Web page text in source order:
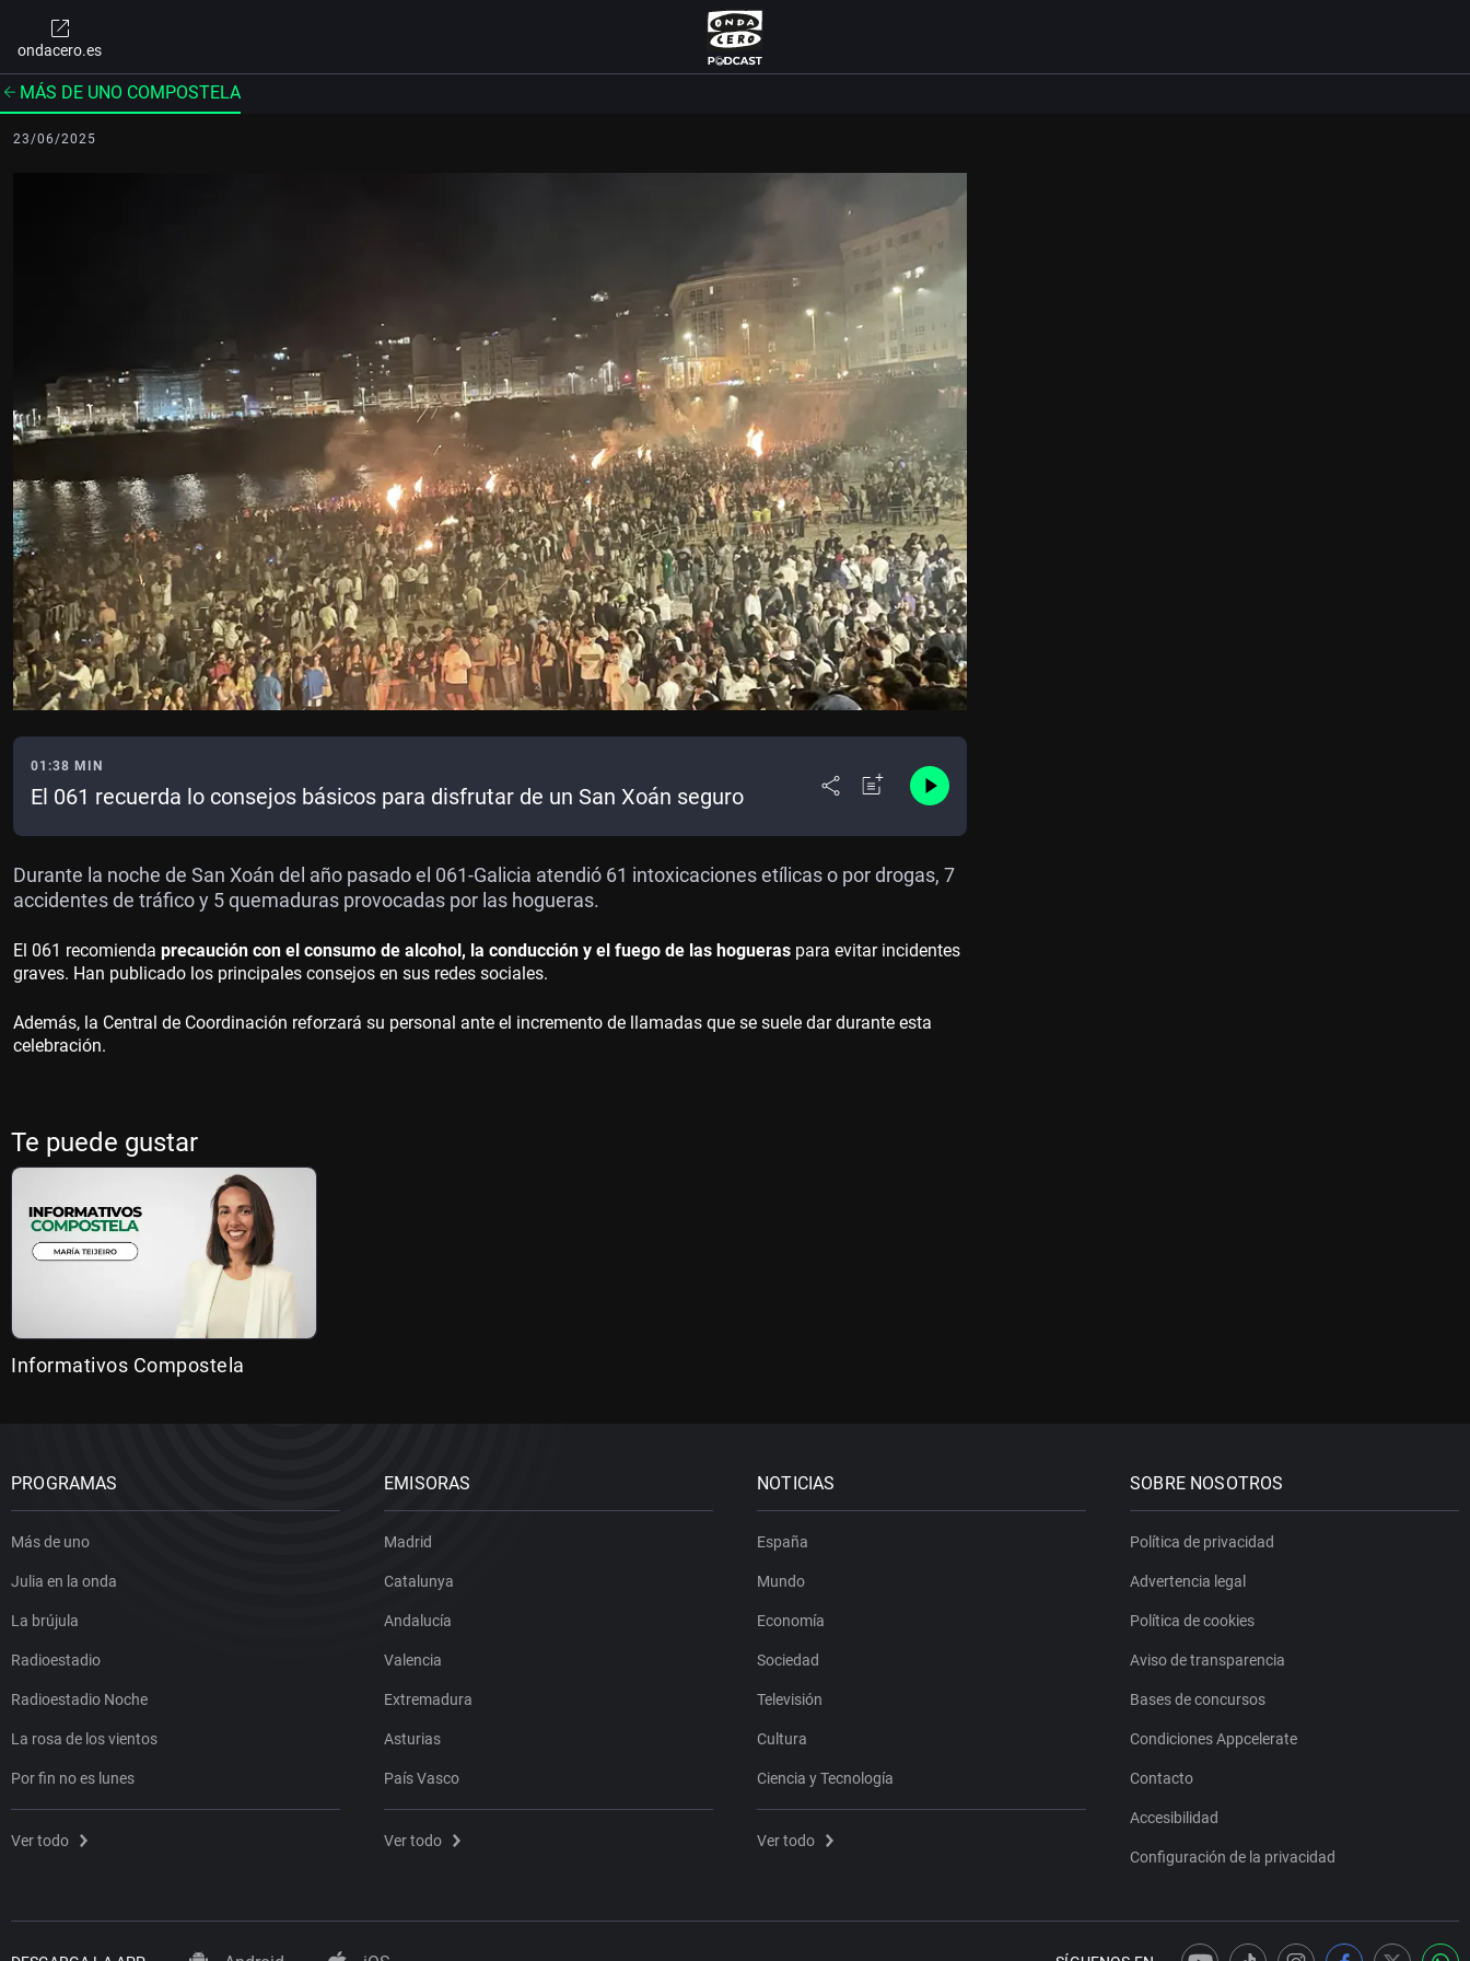
ondacero.es
MÁS DE UNO COMPOSTELA
23/06/2025
01:38 MIN
El 061 recuerda lo consejos básicos para disfrutar de un San Xoán seguro
Durante la noche de San Xoán del año pasado el 061-Galicia atendió 61 intoxicaciones etílicas o por drogas, 7
accidentes de tráfico y 5 quemaduras provocadas por las hogueras.
El 061 recomienda precaución con el consumo de alcohol, la conducción y el fuego de las hogueras para evitar incidentes
graves. Han publicado los principales consejos en sus redes sociales.
Además, la Central de Coordinación reforzará su personal ante el incremento de llamadas que se suele dar durante esta
celebración.
Te puede gustar
Informativos Compostela
PROGRAMAS
Más de uno
Julia en la onda
La brújula
Radioestadio
Radioestadio Noche
La rosa de los vientos
Por fin no es lunes
Ver todo
EMISORAS
Madrid
Catalunya
Andalucía
Valencia
Extremadura
Asturias
País Vasco
Ver todo
NOTICIAS
España
Mundo
Economía
Sociedad
Televisión
Cultura
Ciencia y Tecnología
Ver todo
SOBRE NOSOTROS
Política de privacidad
Advertencia legal
Política de cookies
Aviso de transparencia
Bases de concursos
Condiciones Appcelerate
Contacto
Accesibilidad
Configuración de la privacidad